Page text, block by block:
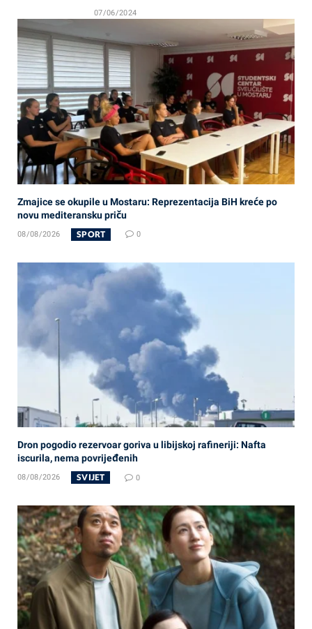
07/06/2024
Zmajice se okupile u Mostaru: Reprezentacija BiH kreće po
novu mediteransku priču
08/08/2026 SPORT 0
Dron pogodio rezervoar goriva u libijskoj rafineriji: Nafta
iscurila, nema povrijeđenih
08/08/2026 SVIJET 0